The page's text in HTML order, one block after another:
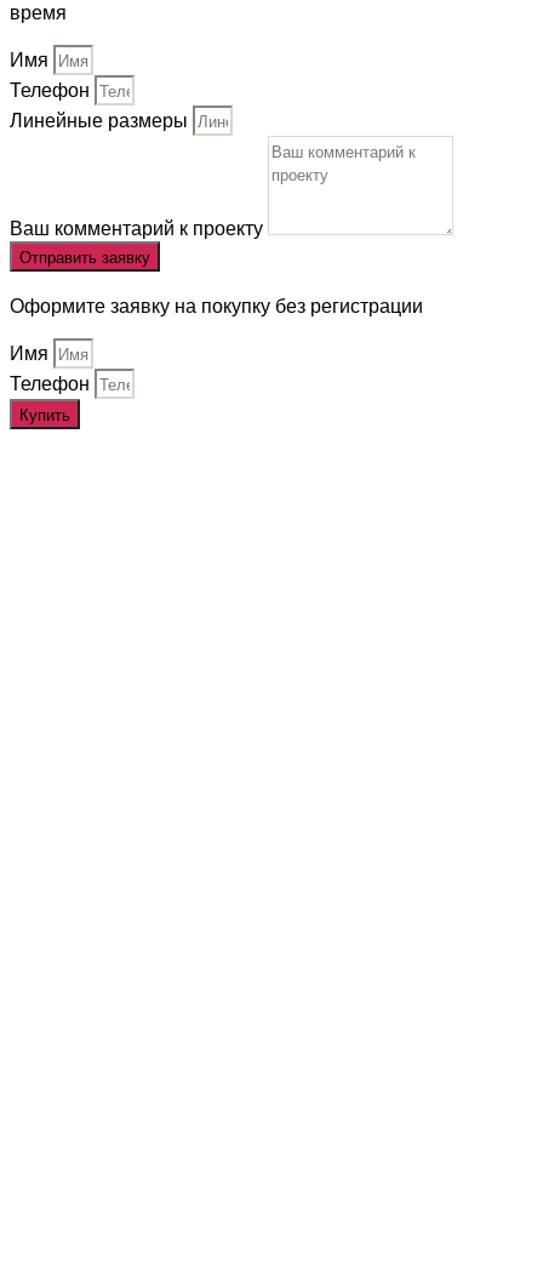
время
Имя
Телефон
Линейные размеры
Ваш комментарий к проекту
Отправить заявку
Оформите заявку на покупку без регистрации
Имя
Телефон
Купить